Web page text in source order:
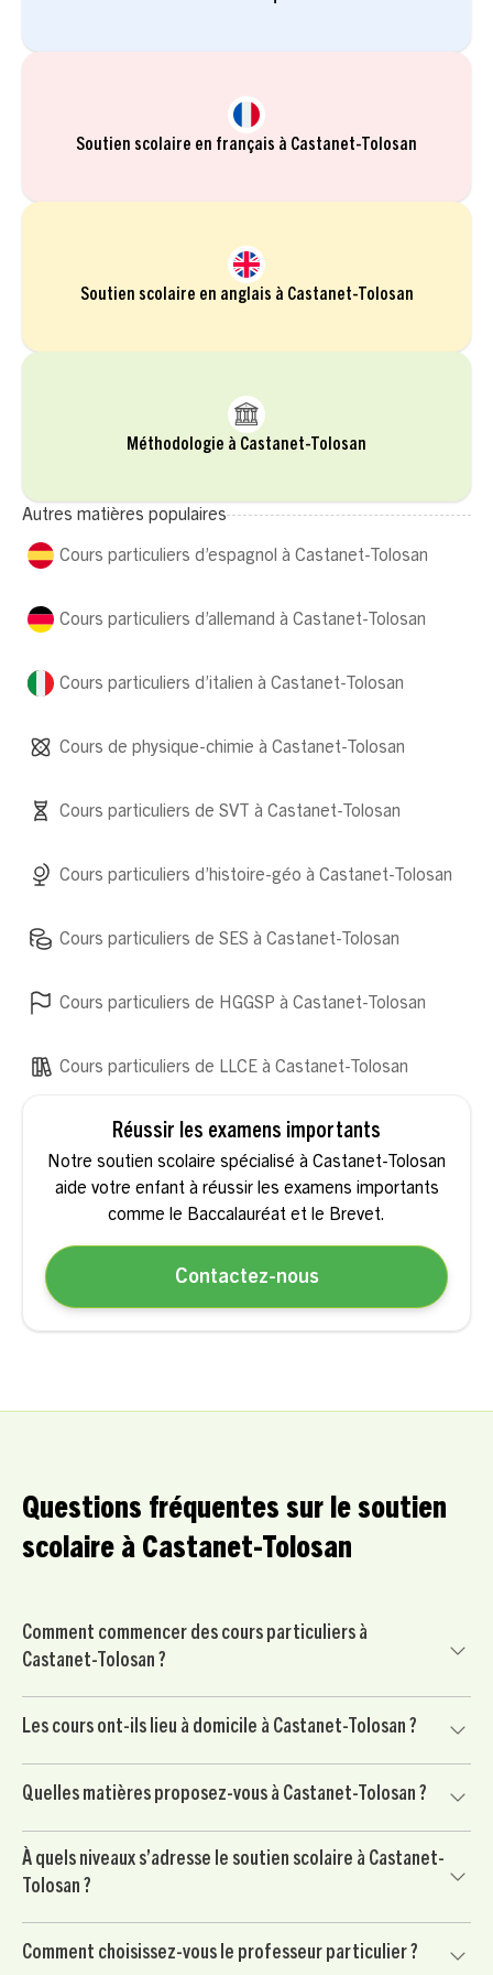
Soutien scolaire en français à Castanet-Tolosan
Soutien scolaire en anglais à Castanet-Tolosan
Méthodologie à Castanet-Tolosan
Autres matières populaires
Cours particuliers d’espagnol à Castanet-Tolosan
Cours particuliers d’histoire-géo à Castanet-Tolosan
Cours particuliers de SES à Castanet-Tolosan
Cours particuliers de HGGSP à Castanet-Tolosan
Cours particuliers de LLCE à Castanet-Tolosan
Cours particuliers d’allemand à Castanet-Tolosan
Cours particuliers d’italien à Castanet-Tolosan
Cours de physique-chimie à Castanet-Tolosan
Cours particuliers de SVT à Castanet-Tolosan
Réussir les examens importants
Notre soutien scolaire spécialisé à Castanet-Tolosan
aide votre enfant à réussir les examens importants
comme le Baccalauréat et le Brevet.
Contactez-nous
Questions fréquentes sur le soutien
scolaire à Castanet-Tolosan
Comment commencer des cours particuliers à
Castanet-Tolosan ?
avec un conseiller pédagogique. Nous mettons ensuite
votre enfant en relation avec un professeur particulier
soigneusement sélectionné à Castanet-Tolosan, puis vous
Les cours ont-ils lieu à domicile à Castanet-Tolosan ?
Castanet-Tolosan et dans les environs, selon vos
disponibilités et l’organisation de votre famille.
Quelles matières proposez-vous à Castanet-Tolosan ?
Nous proposons du soutien scolaire dans les matières
principales : mathématiques, français, anglais, physique-
chimie, SVT, histoire-géo, langues et méthodologie.
À quels niveaux s’adresse le soutien scolaire à Castanet-
Tolosan ?
du collège et du lycée, avec des séances adaptées au
Comment choisissez-vous le professeur particulier ?